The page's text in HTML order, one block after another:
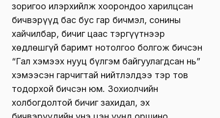
зоригоо илэрхийлж хоорондоо харилцсан
бичвэрүүд бас бус гар бичмэл, сонины
хайчилбар, бичиг цаас тэргүүтнээр
хөдлөшгүй баримт нотолгоо болгож бичсэн
“Гал хэмээх нууц бүлгэм байгуулагдсан нь”
хэмээсэн гарчигтай нийтлэлдээ тэр тов
тодорхой бичсэн юм. Зохиолчийн
холбогдолтой бичиг захидал, эх